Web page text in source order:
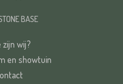
BASE
zijn wij?
en showtuin